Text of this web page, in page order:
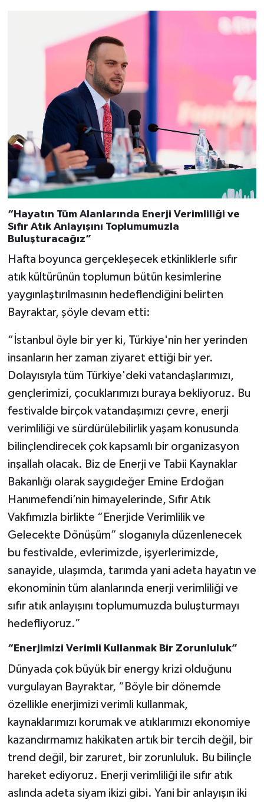
“Hayatın Tüm Alanlarında Enerji Verimliliği ve
Sıfır Atık Anlayışını Toplumumuzla
Buluşturacağız”
Hafta boyunca gerçekleşecek etkinliklerle sıfır
atık kültürünün toplumun bütün kesimlerine
yaygınlaştırılmasının hedeflendiğini belirten
Bayraktar, şöyle devam etti:
“İstanbul öyle bir yer ki, Türkiye'nin her yerinden
insanların her zaman ziyaret ettiği bir yer.
Dolayısıyla tüm Türkiye'deki vatandaşlarımızı,
gençlerimizi, çocuklarımızı buraya bekliyoruz. Bu
festivalde birçok vatandaşımızı çevre, enerji
verimliliği ve sürdürülebilirlik yaşam konusunda
bilinçlendirecek çok kapsamlı bir organizasyon
inşallah olacak. Biz de Enerji ve Tabii Kaynaklar
Bakanlığı olarak saygıdeğer Emine Erdoğan
Hanımefendi’nin himayelerinde, Sıfır Atık
Vakfımızla birlikte “Enerjide Verimlilik ve
Gelecekte Dönüşüm” sloganıyla düzenlenecek
bu festivalde, evlerimizde, işyerlerimizde,
sanayide, ulaşımda, tarımda yani adeta hayatın ve
ekonominin tüm alanlarında enerji verimliliği ve
sıfır atık anlayışını toplumumuzda buluşturmayı
hedefliyoruz.”
“Enerjimizi Verimli Kullanmak Bir Zorunluluk”
Dünyada çok büyük bir energy krizi olduğunu
vurgulayan Bayraktar, “Böyle bir dönemde
özellikle enerjimizi verimli kullanmak,
kaynaklarımızı korumak ve atıklarımızı ekonomiye
kazandırmamız hakikaten artık bir tercih değil, bir
trend değil, bir zaruret, bir zorunluluk. Bu bilinçle
hareket ediyoruz. Enerji verimliliği ile sıfır atık
aslında adeta siyam ikizi gibi. Yani bir anlayışın iki